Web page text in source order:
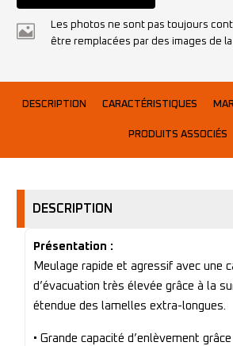
Les photos ne sont pas toujours
être remplacées par des images de
DESCRIPTION CARACTÉRISTIQUES
PRODUITS ASSOCIÉS
DESCRIPTION
Présentation :
Meulage rapide et agressif avec une
d’évacuation très élevée grâce à la
étendue des lamelles extra-longues.
• Grande capacité d’enlèvement